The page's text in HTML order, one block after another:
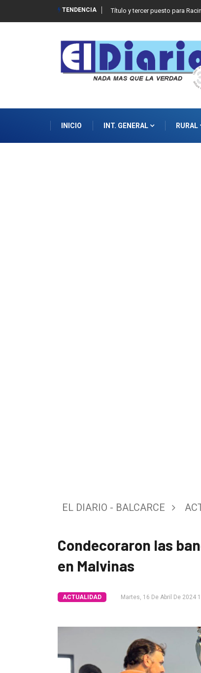
TENDENCIA Título y tercer puesto para
INICIO INT. GENERAL RURAL
Entrevistas
Fúnebres
Nosotros
EL DIARIO - BALCARCE
Condecoraron las
en Malvinas
ACTUALIDAD Martes, 16 De Abril De 2024